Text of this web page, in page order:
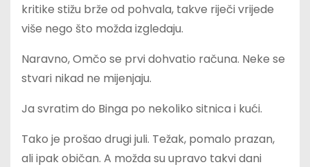
kritike stižu brže od pohvala, takve riječi vrijede
više nego što možda izgledaju.
Naravno, Omčo se prvi dohvatio računa. Neke se
stvari nikad ne mijenjaju.
Ja svratim do Binga po nekoliko sitnica i kući.
Tako je prošao drugi juli. Težak, pomalo prazan,
ali ipak običan. A možda su upravo takvi dani